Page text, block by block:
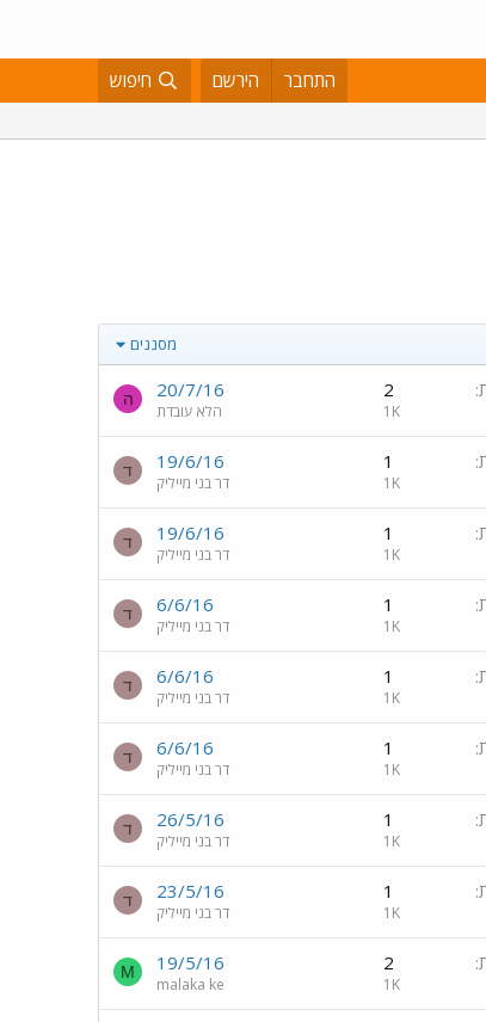
התחבר הירשם חיפוש
מסננים
2
1K
20/7/16
הלא עובדת
ה
1
1K
19/6/16
דר בני מייליק
ד
1
1K
19/6/16
דר בני מייליק
ד
1
1K
6/6/16
דר בני מייליק
ד
1
1K
6/6/16
דר בני מייליק
ד
1
1K
6/6/16
דר בני מייליק
ד
1
1K
26/5/16
דר בני מייליק
ד
1
1K
23/5/16
דר בני מייליק
ד
2
1K
19/5/16
malaka ke
M